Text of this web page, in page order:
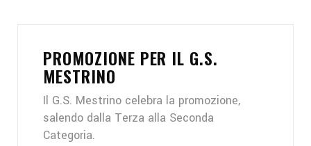
PROMOZIONE PER IL G.S.
MESTRINO
Il G.S. Mestrino celebra la promozione,
salendo dalla Terza alla Seconda
Categoria.